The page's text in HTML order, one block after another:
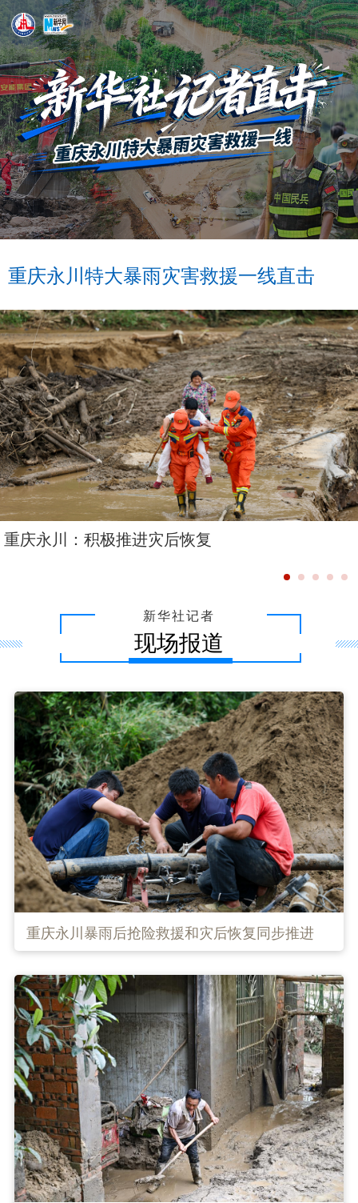
重庆永川特大暴雨灾害救援一线直击
重庆永川：积极推进灾后恢复
现场报道
新华社记者
重庆永川暴雨后抢险救援和灾后恢复同步推进